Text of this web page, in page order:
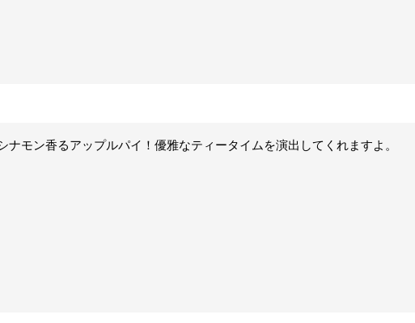
ナモン香るアップルパイ！優雅なティータイムを演出してくれますよ。